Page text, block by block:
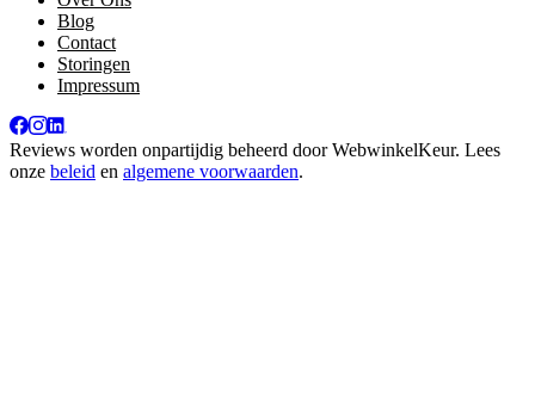
Blog
Contact
Storingen
Impressum
Reviews worden onpartijdig beheerd doorWebwinkelKeur. Lees
onze beleid en algemene voorwaarden.